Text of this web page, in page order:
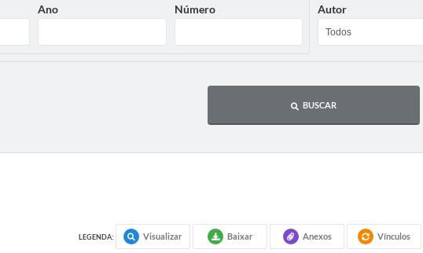
Ano Número Autor
BUSCAR
LEGENDA: Visualizar Baixar Anexos Vínculos